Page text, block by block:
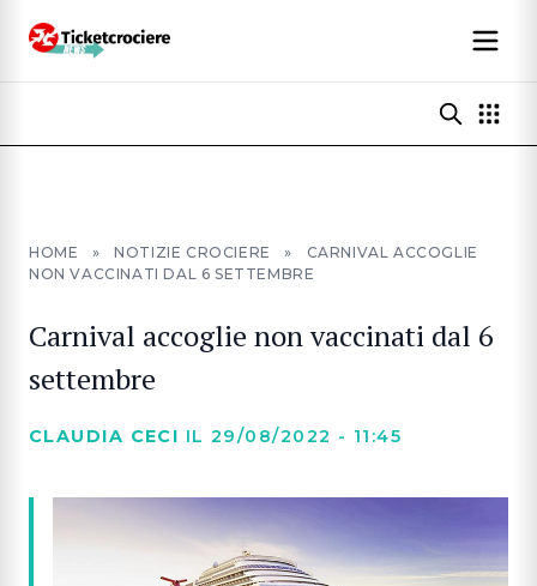
HOME » NOTIZIE CROCIERE »
CARNIVAL ACCOGLIE
NON VACCINATI DAL 6 SETTEMBRE
Carnival accoglie non vaccinati dal 6
settembre
CLAUDIA CECI IL 29/08/2022 - 11:45